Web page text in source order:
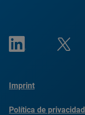
Imprint
Política de privacidad